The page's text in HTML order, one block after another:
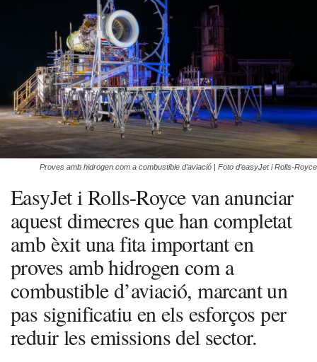
Proves amb hidrogen com a combustible d’aviació | Foto d’easyJet i Rolls-Royce
EasyJet i Rolls-Royce van anunciar
aquest dimecres que han completat
amb èxit una fita important en
proves amb hidrogen com a
combustible d’aviació, marcant un
pas significatiu en els esforços per
reduir les emissions del sector.